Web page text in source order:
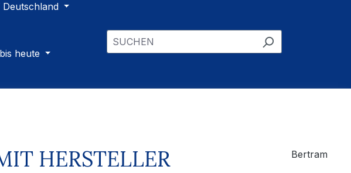
Deutschland
heute
HERSTELLER Bertram